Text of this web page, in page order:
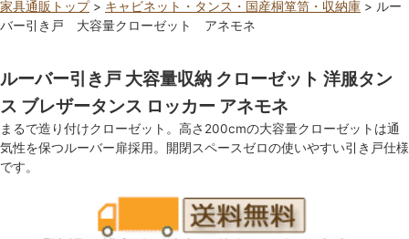
家具通販トップ> キャビネット・タンス・国産桐箪笥・収納庫 > ルー
バー引き戸 大容量クローゼット アネモネ
ルーバー引き戸 大容量収納 クローゼット 洋服タン
ス ブレザータンス ロッカー アネモネ
まるで造り付けクローゼット。高さ200cmの大容量クローゼットは通
気性を保つルーバー扉採用。開閉スペースゼロの使いやすい引き戸仕様
です。